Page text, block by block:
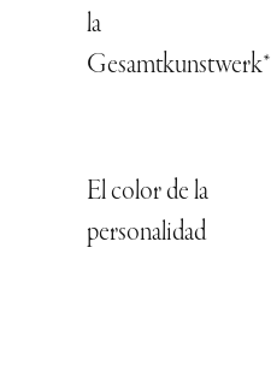
la
Gesamtkunstwerk*
El color de la
personalidad